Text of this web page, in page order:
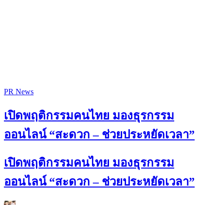
PR News
เปิดพฤติกรรมคนไทย มองธุรกรรม
ออนไลน์ “สะดวก – ช่วยประหยัดเวลา”
เปิดพฤติกรรมคนไทย มองธุรกรรม
ออนไลน์ “สะดวก – ช่วยประหยัดเวลา”